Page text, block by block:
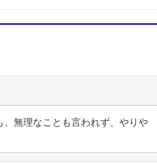
無理なことも言われず、やりや